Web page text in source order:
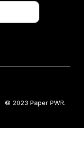
© 2023 Paper PWR.